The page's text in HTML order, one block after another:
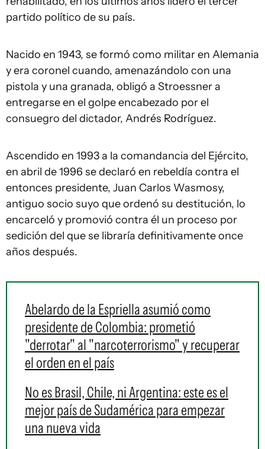
partido político de su país.
Nacido en 1943, se formó como militar en Alemania
y era coronel cuando, amenazándolo con una
pistola y una granada, obligó a Stroessner a
entregarse en el golpe encabezado por el
consuegro del dictador, Andrés Rodríguez.
Ascendido en 1993 a la comandancia del Ejército,
en abril de 1996 se declaró en rebeldía contra el
entonces presidente, Juan Carlos Wasmosy,
antiguo socio suyo que ordenó su destitución, lo
encarceló y promovió contra él un proceso por
sedición del que se libraría definitivamente once
años después.
Abelardo de la Espriella asumió como
presidente de Colombia: prometió
"derrotar" al "narcoterrorismo" y recuperar
el orden en el país
No es Brasil, Chile, ni Argentina: este es el
mejor país de Sudamérica para empezar
una nueva vida